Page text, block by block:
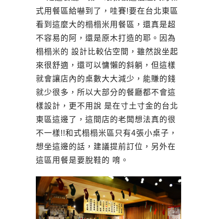
式用餐區給嚇到了，哇賽!要在台北東區
看到這麼大的榻榻米用餐區，還真是超
不容易的阿，還是原木打造的耶。因為
榻榻米的 設計比較佔空間，雖然說坐起
來很舒適，還可以慵懶的斜躺，但這樣
就會讓店內的桌數大大減少，能賺的錢
就少很多，所以大部分的餐廳都不會這
樣設計，更不用說 是在寸土寸金的台北
東區這邊了，這間店的老闆想法真的很
不一樣!!和式榻榻米區只有4張小桌子，
想坐這邊的話，建議提前訂位，另外在
這區用餐是要脫鞋的 唷。